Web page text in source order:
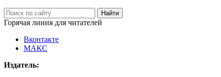
Горячая линия для читателей
Вконтакте
МАКС
Издатель: